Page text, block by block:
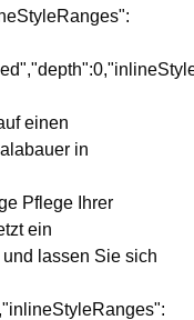
einen
in
Pflege Ihrer
ein
lassen Sie sich